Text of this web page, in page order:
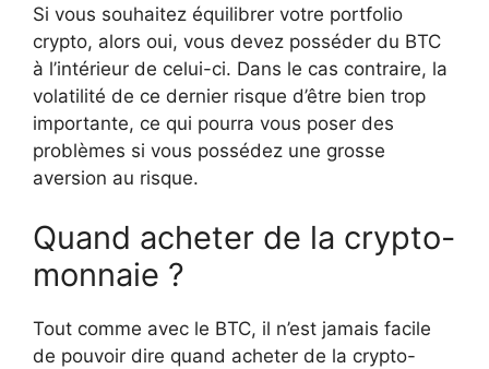
Si vous souhaitez équilibrer votre portfolio
crypto, alors oui, vous devez posséder du BTC
à l’intérieur de celui-ci. Dans le cas contraire, la
volatilité de ce dernier risque d’être bien trop
importante, ce qui pourra vous poser des
problèmes si vous possédez une grosse
aversion au risque.
Quand acheter de la crypto-
monnaie ?
Tout comme avec le BTC, il n’est jamais facile
de pouvoir dire quand acheter de la crypto-